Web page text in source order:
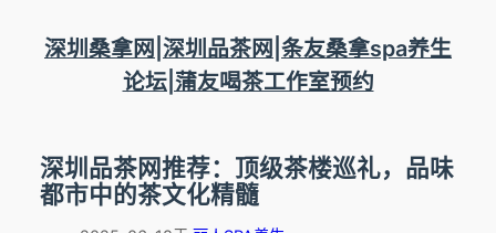
深圳桑拿网|深圳品茶网|条友桑拿spa养生
论坛|蒲友喝茶工作室预约
深圳品茶网推荐：顶级茶楼巡礼，品味
都市中的茶文化精髓